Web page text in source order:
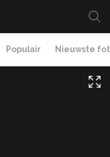
Populair Nieuwste